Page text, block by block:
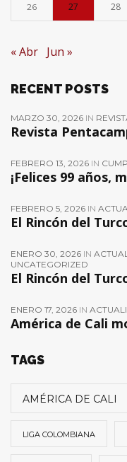
26 27 28
« Abr Jun »
RECENT POSTS
MARZO 30, 2026 IN
Revista
FEBRERO 13, 2026 IN
¡Felices 99 años,
FEBRERO 5, 2026 IN
El Rincón del
ENERO 30, 2026 IN
UNCATEGORIZED
El Rincón del
ENERO 17, 2026 IN
América de Cali
TAGS
AMÉRICA DE CALI
LIGA COLOMBIANA